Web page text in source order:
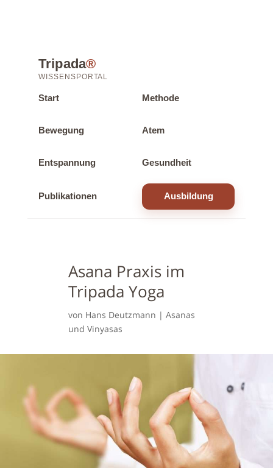
Tripada®
WISSENSPORTAL
Start Methode
Bewegung Atem
Entspannung Gesundheit
Publikationen Ausbildung
Asana Praxis im
Tripada Yoga
von Hans Deutzmann | Asanas
und Vinyasas